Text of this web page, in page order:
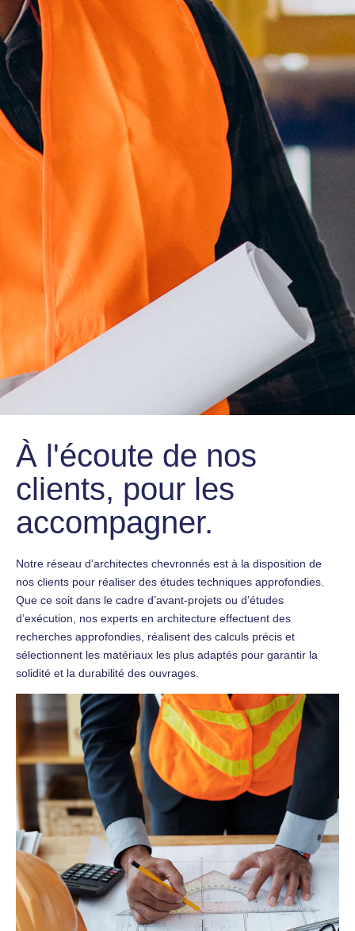
À l'écoute de nos
clients, pour les
accompagner.
Notre réseau d’architectes chevronnés est à la disposition de
nos clients pour réaliser des études techniques approfondies.
Que ce soit dans le cadre d’avant-projets ou d’études
d’exécution, nos experts en architecture effectuent des
recherches approfondies, réalisent des calculs précis et
sélectionnent les matériaux les plus adaptés pour garantir la
solidité et la durabilité des ouvrages.